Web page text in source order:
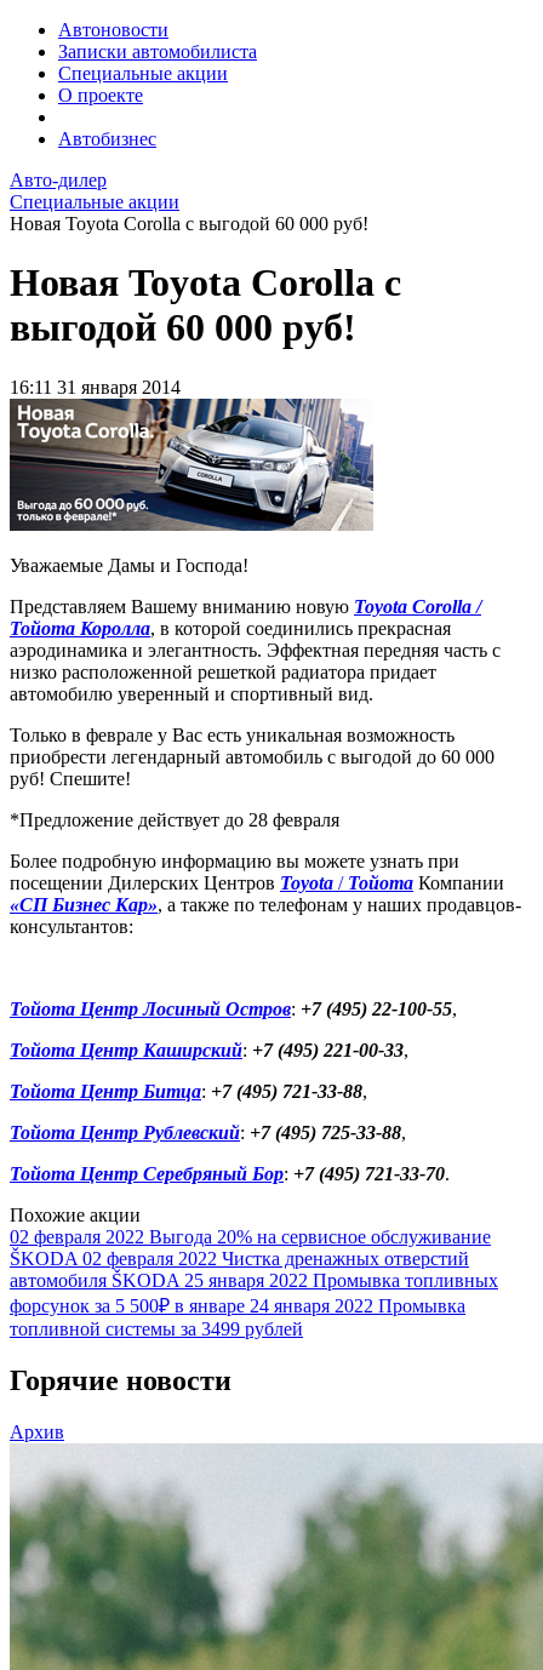
Автоновости
Записки автомобилиста
Специальные акции
О проекте
Автобизнес
Авто-дилер
Специальные акции
Новая Toyota Corolla с выгодой 60 000 руб!
Новая Toyota Corolla с
выгодой 60 000 руб!
16:11 31 января 2014
Уважаемые Дамы и Господа!
Представляем Вашему вниманию новую Toyota Corolla /
Тойота Королла, в которой соединились прекрасная
аэродинамика и элегантность. Эффектная передняя часть с
низко расположенной решеткой радиатора придает
автомобилю уверенный и спортивный вид.
Только в феврале у Вас есть уникальная возможность
приобрести легендарный автомобиль с выгодой до 60 000
руб! Спешите!
*Предложение действует до 28 февраля
Более подробную информацию вы можете узнать при
посещении Дилерских Центров Toyota / Тойота Компании
«СП Бизнес Кар», а также по телефонам у наших продавцов-
консультантов:
Тойота Центр Лосиный Остров: +7 (495) 22-100-55,
Тойота Центр Каширский: +7 (495) 221-00-33,
Тойота Центр Битца: +7 (495) 721-33-88,
Тойота Центр Рублевский: +7 (495) 725-33-88,
Тойота Центр Серебряный Бор: +7 (495) 721-33-70.
Похожие акции
02 февраля 2022 Выгода 20% на сервисное обслуживание
ŠKODA 02 февраля 2022 Чистка дренажных отверстий
автомобиля ŠKODA 25 января 2022 Промывка топливных
форсунок за 5 500₽ в январе 24 января 2022 Промывка
топливной системы за 3499 рублей
Горячие новости
Архив